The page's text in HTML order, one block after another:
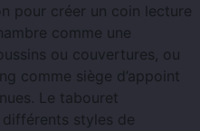
pour créer un coin lecture
comme une
ou couvertures, ou
comme siège d’appoint
Le tabouret
différents styles de